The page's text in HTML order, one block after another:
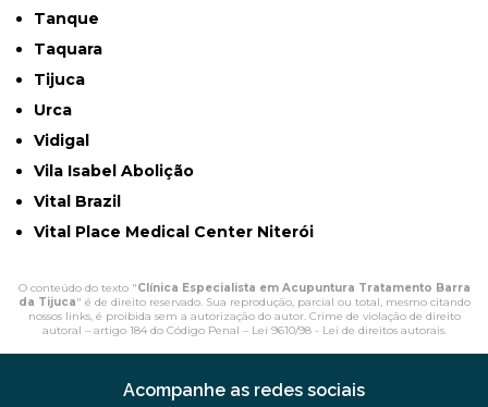
Tanque
Taquara
Tijuca
Urca
Vidigal
Vila Isabel Abolição
Vital Brazil
Vital Place Medical Center Niterói
O conteúdo do texto "Clínica Especialista em Acupuntura Tratamento Barra
da Tijuca" é de direito reservado. Sua reprodução, parcial ou total, mesmo citando
nossos links, é proibida sem a autorização do autor. Crime de violação de direito
autoral – artigo 184 do Código Penal – Lei 9610/98 - Lei de direitos autorais.
Acompanhe as redes sociais